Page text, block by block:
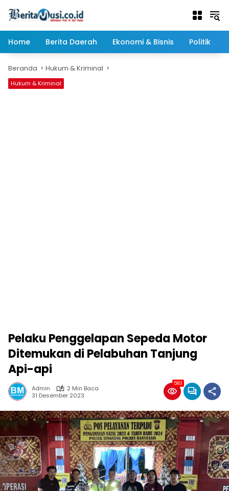
Home
Berita Daerah Ekonomi & Bisnis Politik
Beranda Hukum & Kriminal
Hukum & Kriminal
Pelaku Penggelapan Sepeda Motor
Ditemukan di Pelabuhan Tanjung
Api-api
Admin
2 Min Baca
31 Desember 2023
583